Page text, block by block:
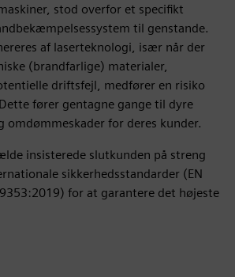
stod overfor et specifikt
til genstande.
af laserteknologi, især når der
(brandfarlige) materialer,
driftsfejl, medfører en risiko
fører gentagne gange til dyre
omdømmeskader for deres kunder.
insisterede slutkunden på streng
sikkerhedsstandarder (EN
for at garantere det højeste